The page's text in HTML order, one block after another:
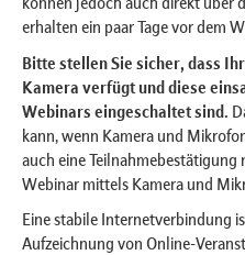
erhalten ein paar Tage vor dem
Bitte stellen Sie sicher, dass
Kamera verfügt und diese
Webinars eingeschaltet sind.
kann, wenn Kamera und
auch eine
Webinar mittels Kamera und
Eine stabile Internetverbindung
Aufzeichnung von Online-